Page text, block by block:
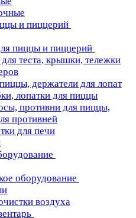
и пиццерий
пиццы и пиццерий
теста, крышки, тележки
держатели для лопат
лопатки для пиццы
противни для пиццы,
противней
для печи
оборудование
воздуха